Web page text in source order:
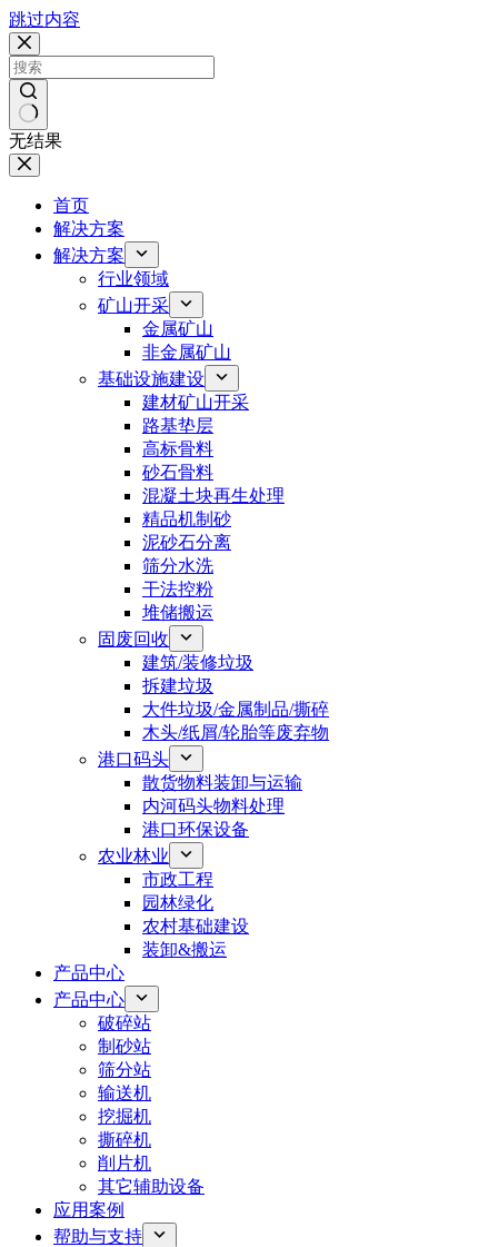
跳过内容
无结果
首页
解决方案
解决方案
行业领域
矿山开采
金属矿山
非金属矿山
基础设施建设
建材矿山开采
路基垫层
高标骨料
砂石骨料
混凝土块再生处理
精品机制砂
泥砂石分离
筛分水洗
干法控粉
堆储搬运
固废回收
建筑/装修垃圾
拆建垃圾
大件垃圾/金属制品/撕碎
木头/纸屑/轮胎等废弃物
港口码头
散货物料装卸与运输
内河码头物料处理
港口环保设备
农业林业
市政工程
园林绿化
农村基础建设
装卸&搬运
产品中心
产品中心
破碎站
制砂站
筛分站
输送机
挖掘机
撕碎机
削片机
其它辅助设备
应用案例
帮助与支持